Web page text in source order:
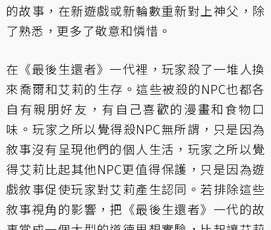
的故事，在新遊戲或新輪數重新對上神父，除
了熟悉，更多了敬意和憐惜。
在《最後生還者》一代裡，玩家殺了一堆人換
來喬爾和艾莉的生存。這些被殺的NPC也都各
自有親朋好友，有自己喜歡的漫畫和食物口
味。玩家之所以覺得殺NPC無所謂，只是因為
敘事沒有呈現他們的個人生活，玩家之所以覺
得艾莉比起其他NPC更值得保護，只是因為遊
戲敘事促使玩家對艾莉產生認同。若排除這些
敘事視角的影響，把《最後生還者》一代的故